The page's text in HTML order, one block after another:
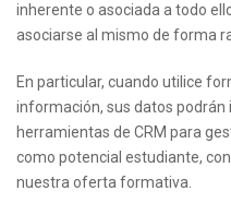
inherente o asociada a todo
asociarse al mismo de forma
En particular, cuando utilice
información, sus datos podrán
herramientas de CRM para
como potencial estudiante,
nuestra oferta formativa.